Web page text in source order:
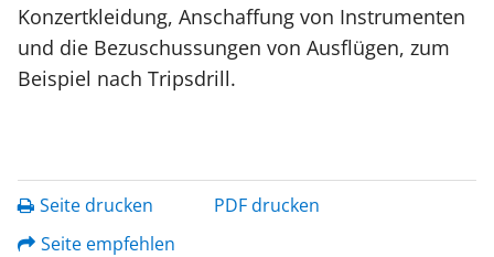
Konzertkleidung, Anschaffung von Instrumenten
und die Bezuschussungen von Ausflügen, zum
Beispiel nach Tripsdrill.
Seite drucken
PDF drucken
Seite empfehlen